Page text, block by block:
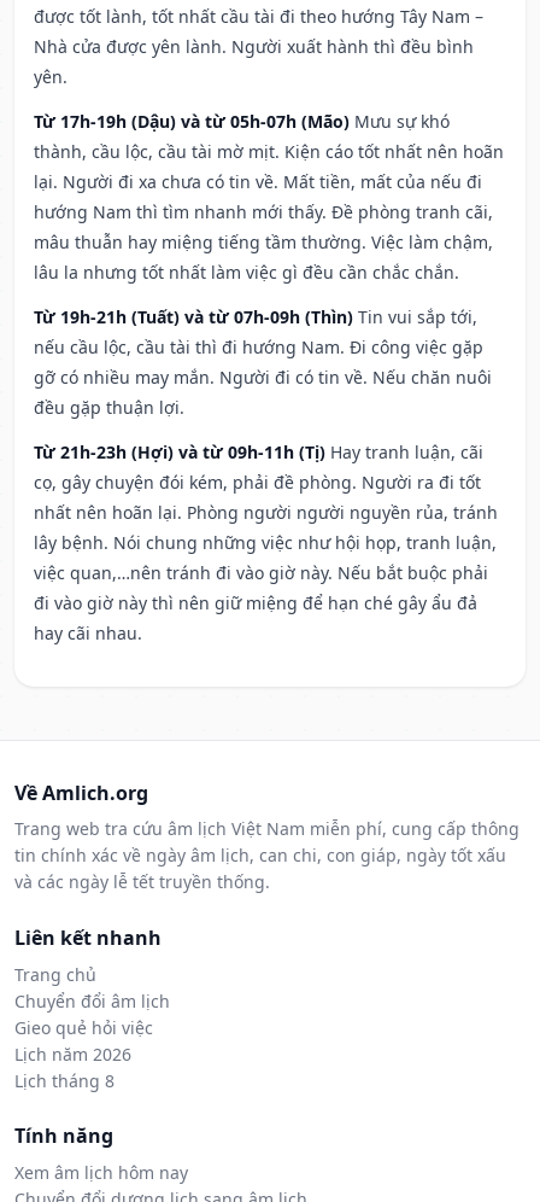
được tốt lành, tốt nhất cầu tài đi theo hướng Tây Nam –
Nhà cửa được yên lành. Người xuất hành thì đều bình
yên.
Từ 17h-19h (Dậu) và từ 05h-07h (Mão) Mưu sự khó
thành, cầu lộc, cầu tài mờ mịt. Kiện cáo tốt nhất nên hoãn
lại. Người đi xa chưa có tin về. Mất tiền, mất của nếu đi
hướng Nam thì tìm nhanh mới thấy. Đề phòng tranh cãi,
mâu thuẫn hay miệng tiếng tầm thường. Việc làm chậm,
lâu la nhưng tốt nhất làm việc gì đều cần chắc chắn.
Từ 19h-21h (Tuất) và từ 07h-09h (Thìn) Tin vui sắp tới,
nếu cầu lộc, cầu tài thì đi hướng Nam. Đi công việc gặp
gỡ có nhiều may mắn. Người đi có tin về. Nếu chăn nuôi
đều gặp thuận lợi.
Từ 21h-23h (Hợi) và từ 09h-11h (Tị) Hay tranh luận, cãi
cọ, gây chuyện đói kém, phải đề phòng. Người ra đi tốt
nhất nên hoãn lại. Phòng người người nguyền rủa, tránh
lây bệnh. Nói chung những việc như hội họp, tranh luận,
việc quan,…nên tránh đi vào giờ này. Nếu bắt buộc phải
đi vào giờ này thì nên giữ miệng để hạn ché gây ẩu đả
hay cãi nhau.
Về Amlich.org
Trang web tra cứu âm lịch Việt Nam miễn phí, cung cấp thông
tin chính xác về ngày âm lịch, can chi, con giáp, ngày tốt xấu
và các ngày lễ tết truyền thống.
Liên kết nhanh
Trang chủ
Chuyển đổi âm lịch
Gieo quẻ hỏi việc
Lịch năm 2026
Lịch tháng 8
Tính năng
Xem âm lịch hôm nay